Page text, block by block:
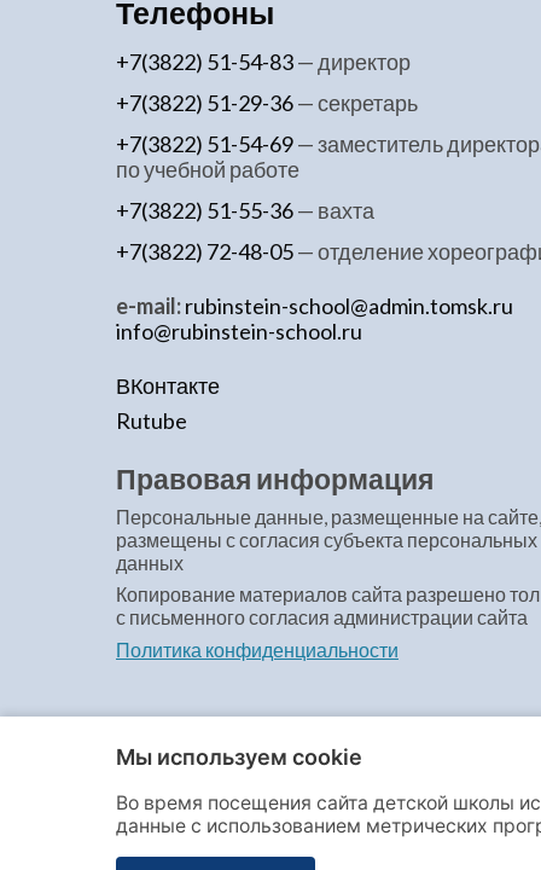
Телефоны
+7(3822) 51-54-83— директор
+7(3822) 51-29-36— секретарь
+7(3822) 51-54-69— заместитель
по учебной работе
+7(3822) 51-55-36— вахта
+7(3822) 72-48-05— отделение
e-mail:rubinstein-school@admin.tomsk.ru
info@rubinstein-school.ru
ВКонтакте
Rutube
Правовая информация
Персональные данные, размещенные на сайте,
размещены с согласия субъекта персональных
данных
Копирование материалов сайта разрешено
с письменного согласия администрации сайта
Политика конфиденциальности
© Детская школа искусств № 1 имени А.Г.
Мы используем cookie
Во время посещения сайта детской школы
данные с использованием метрических